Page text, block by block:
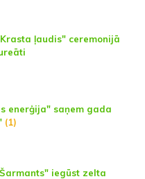
ļaudis" ceremonijā
enerģija" saņem gada
(1)
iegūst zelta